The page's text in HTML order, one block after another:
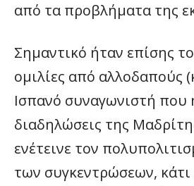
από τα προβλήματα της
Σημαντικό ήταν επίσης
ομιλίες από αλλοδαπούς
Ισπανό συναγωνιστή που
διαδηλώσεις της
ενέτεινε τον
των συγκεντρώσεων,